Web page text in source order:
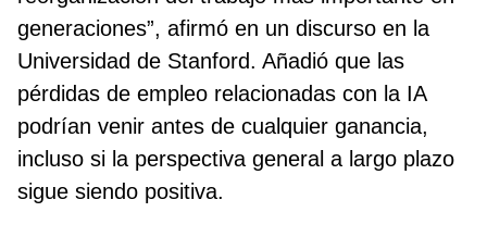
generaciones”, afirmó en un discurso en la
Universidad de Stanford. Añadió que las
pérdidas de empleo relacionadas con la IA
podrían venir antes de cualquier ganancia,
incluso si la perspectiva general a largo plazo
sigue siendo positiva.